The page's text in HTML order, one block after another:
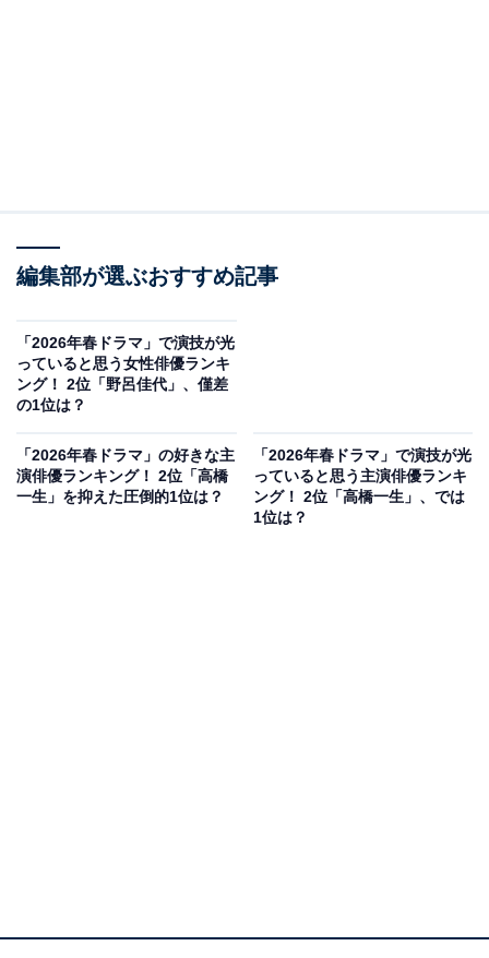
2位は、『銀河の一票』（カンテレ・フジテレビ系）に
出演する野呂佳代さんでした。本作は、与党幹事長の娘
で秘書だった主人公・星野茉莉が、スナックママの月岡
あかりを東京都知事にしようと奮闘する“選挙エンターテ
インメント”作品です。
編集部が選ぶおすすめ記事
「2026年春ドラマ」で演技が光
っていると思う女性俳優ランキ
ング！ 2位「野呂佳代」、僅差
の1位は？
「2026年春ドラマ」の好きな主
演俳優ランキング！ 2位「高橋
一生」を抑えた圧倒的1位は？
「2026年春ドラマ」で演技が光
っていると思う主演俳優ランキ
ング！ 2位「高橋一生」、では
1位は？